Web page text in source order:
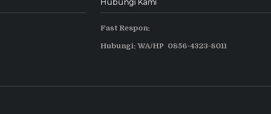
Hubungi Kami
Fast Respon:
Hubungi: WA/HP 0856-4323-8011